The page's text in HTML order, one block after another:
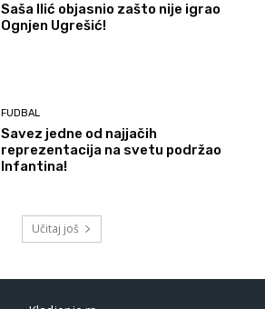
Saša Ilić objasnio zašto nije igrao
Ognjen Ugrešić!
FUDBAL
Savez jedne od najjačih
reprezentacija na svetu podržao
Infantina!
Učitaj još